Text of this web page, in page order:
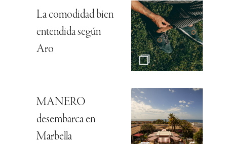
La comodidad bien
entendida según
Aro
MANERO
desembarca en
Marbella